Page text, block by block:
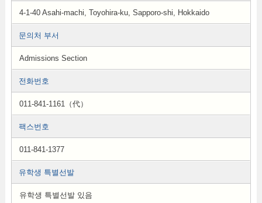
4-1-40 Asahi-machi, Toyohira-ku, Sapporo-shi, Hokkaido
문의처 부서
Admissions Section
전화번호
011-841-1161（代）
팩스번호
011-841-1377
유학생 특별선발
유학생 특별선발 있음